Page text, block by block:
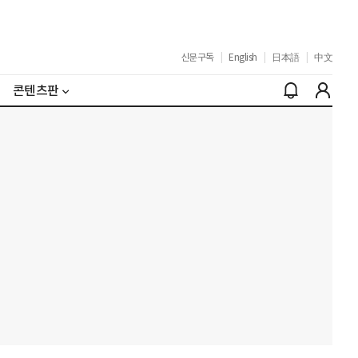
신문구독 English 日本語 中文
콘텐츠판